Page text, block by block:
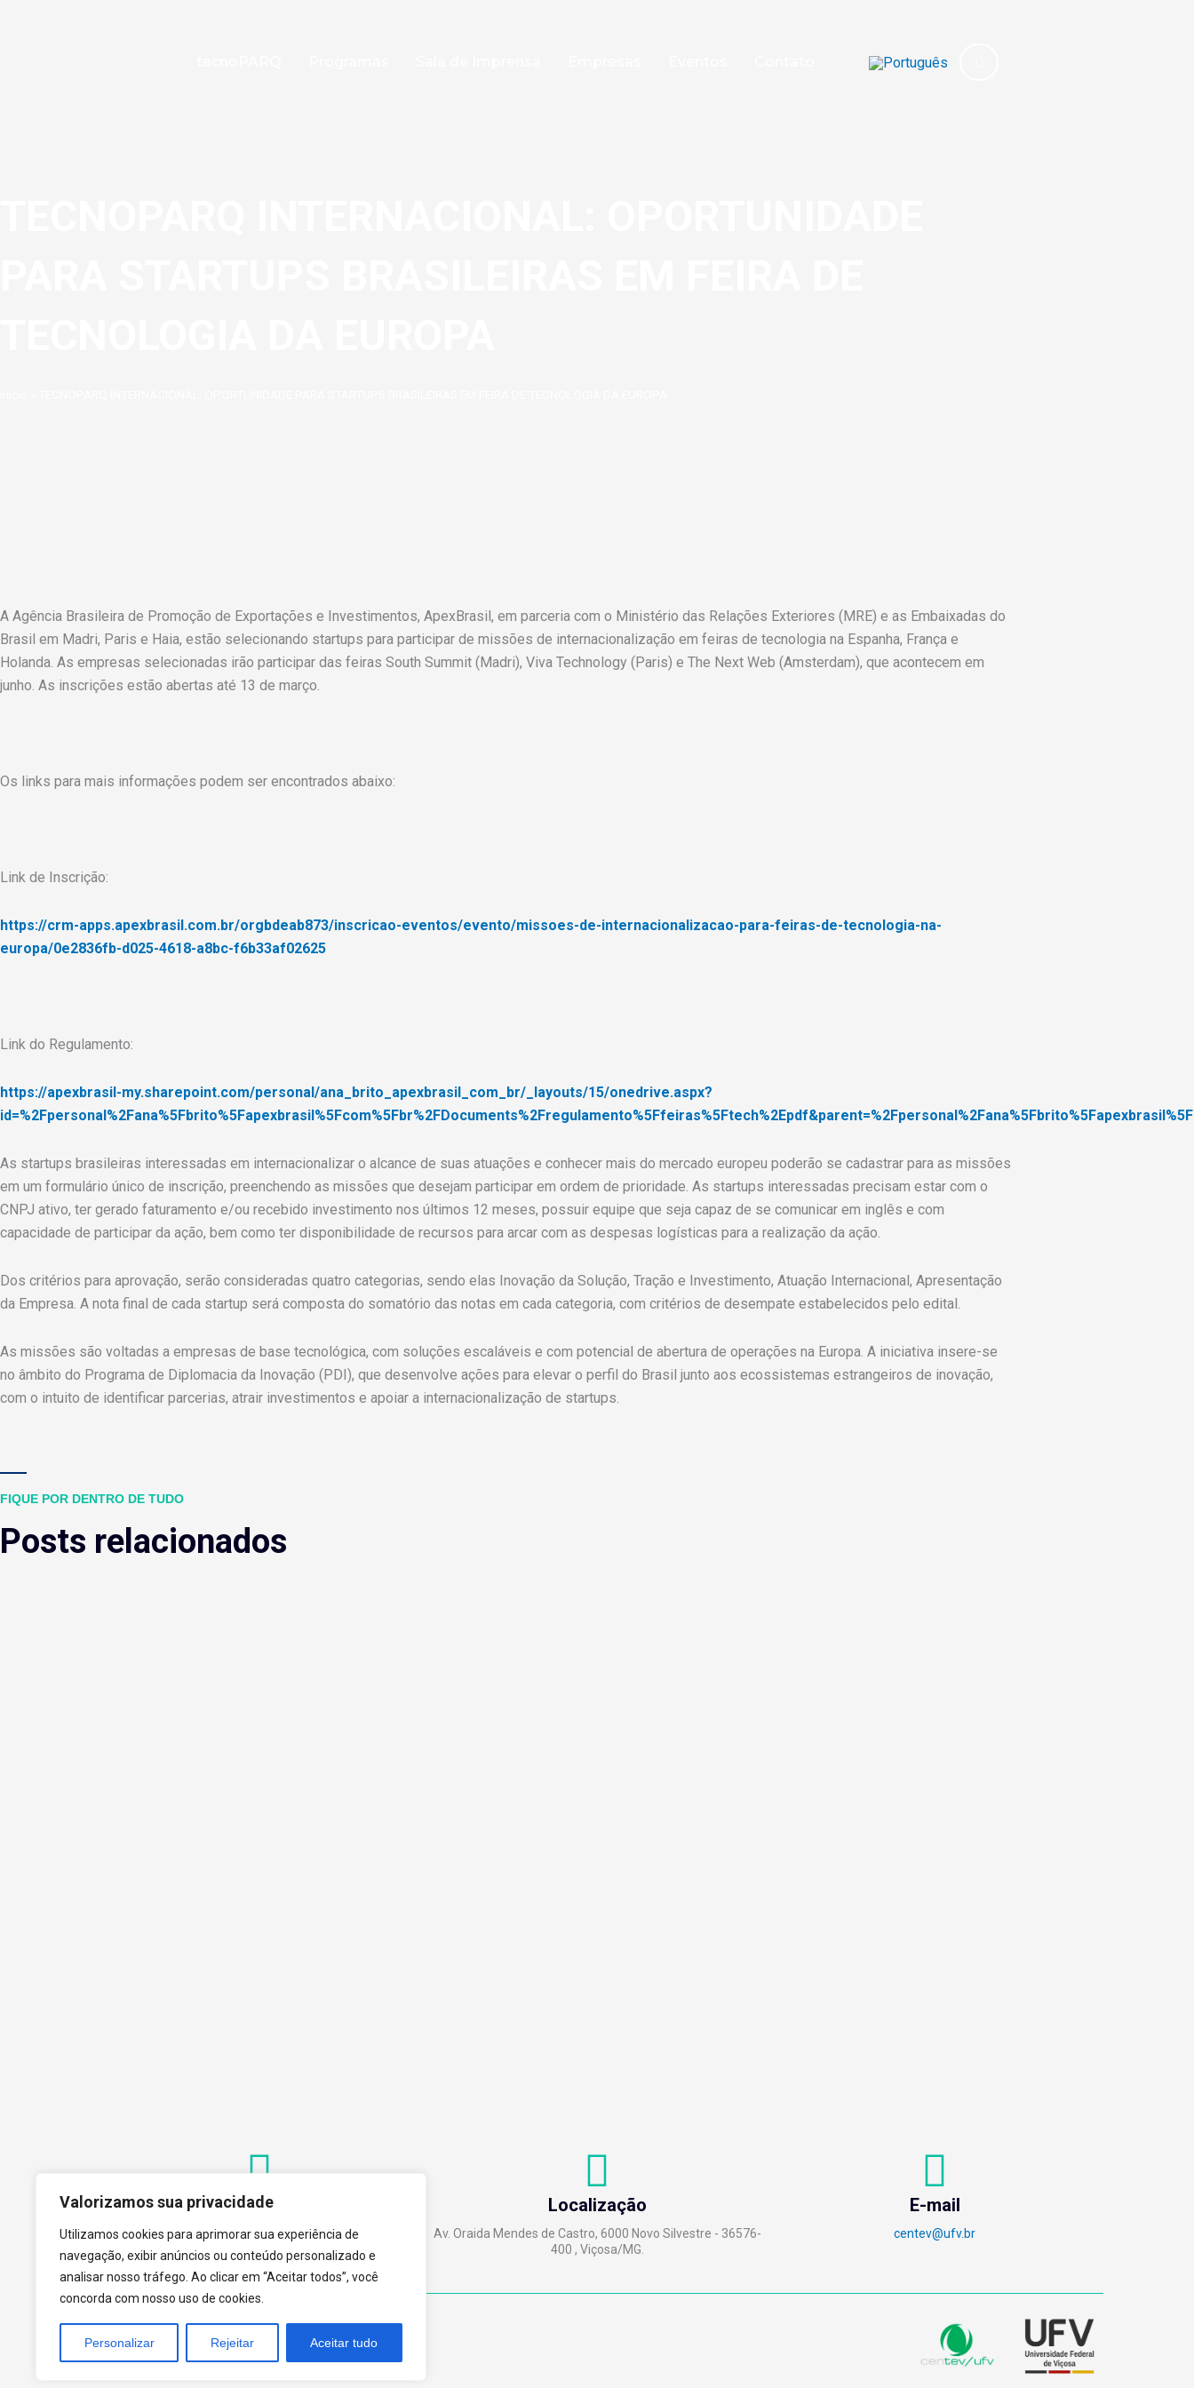
Valorizamos sua privacidade
Utilizamos cookies para aprimorar sua experiência de
navegação, exibir anúncios ou conteúdo personalizado e
analisar nosso tráfego. Ao clicar em “Aceitar todos”, você
concorda com nosso uso de cookies.
Personalizar Rejeitar Aceitar tudo
A Agência Brasileira de Promoção de Exportações e Investimentos, ApexBrasil, em parceria com o Ministério das Relações Exteriores (MRE) e as Embaixadas do
Brasil em Madri, Paris e Haia, estão selecionando startups para participar de missões de internacionalização em feiras de tecnologia na Espanha, França e
Holanda. As empresas selecionadas irão participar das feiras South Summit (Madri), Viva Technology (Paris) e The Next Web (Amsterdam), que acontecem em
junho. As inscrições estão abertas até 13 de março.
Os links para mais informações podem ser encontrados abaixo:
Link de Inscrição:
https://crm-apps.apexbrasil.com.br/orgbdeab873/inscricao-eventos/evento/missoes-de-internacionalizacao-para-feiras-de-tecnologia-na-
europa/0e2836fb-d025-4618-a8bc-f6b33af02625
Link do Regulamento:
https://apexbrasil-my.sharepoint.com/personal/ana_brito_apexbrasil_com_br/_layouts/15/onedrive.aspx?
As startups brasileiras interessadas em internacionalizar o alcance de suas atuações e conhecer mais do mercado europeu poderão se cadastrar para as missões
em um formulário único de inscrição, preenchendo as missões que desejam participar em ordem de prioridade. As startups interessadas precisam estar com o
CNPJ ativo, ter gerado faturamento e/ou recebido investimento nos últimos 12 meses, possuir equipe que seja capaz de se comunicar em inglês e com
capacidade de participar da ação, bem como ter disponibilidade de recursos para arcar com as despesas logísticas para a realização da ação.
Dos critérios para aprovação, serão consideradas quatro categorias, sendo elas Inovação da Solução, Tração e Investimento, Atuação Internacional, Apresentação
da Empresa. A nota final de cada startup será composta do somatório das notas em cada categoria, com critérios de desempate estabelecidos pelo edital.
As missões são voltadas a empresas de base tecnológica, com soluções escaláveis e com potencial de abertura de operações na Europa. A iniciativa insere-se
no âmbito do Programa de Diplomacia da Inovação (PDI), que desenvolve ações para elevar o perfil do Brasil junto aos ecossistemas estrangeiros de inovação,
com o intuito de identificar parcerias, atrair investimentos e apoiar a internacionalização de startups.
FIQUE POR DENTRO DE TUDO
Posts relacionados
Contato
+55 (31) 3612-1281
Localização
Av. Oraida Mendes de Castro, 6000 Novo Silvestre - 36576-
400 , Viçosa/MG.
E-mail
centev@ufv.br
tecnoPARQ © 2021 porDigital Pixel